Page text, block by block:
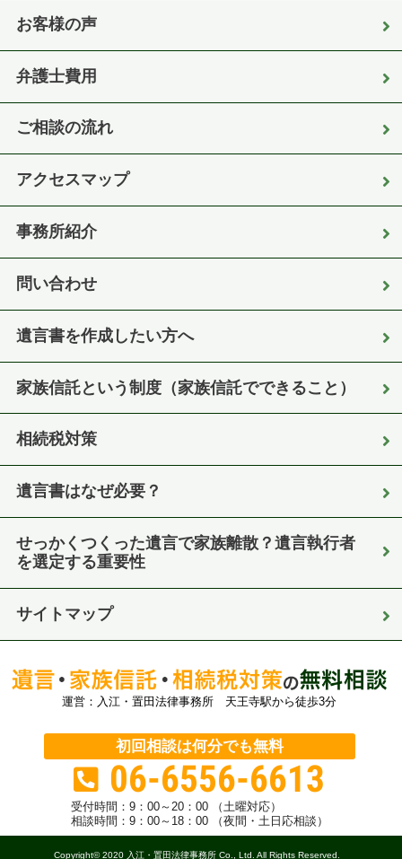
お客様の声
弁護士費用
ご相談の流れ
アクセスマップ
事務所紹介
問い合わせ
遺言書を作成したい方へ
家族信託という制度（家族信託でできること）
相続税対策
遺言書はなぜ必要？
せっかくつくった遺言で家族離散？遺言執行者
を選定する重要性
サイトマップ
運営：入江・置田法律事務所 天王寺駅から徒歩3分
初回相談は何分でも無料
06-6556-6613
受付時間： 9：00～20：00 （土曜対応）
相談時間：9：00～18：00 （夜間・土日応相談）
Copyright© 2020 入江・置田法律事務所 Co., Ltd. All Rights Reserved.